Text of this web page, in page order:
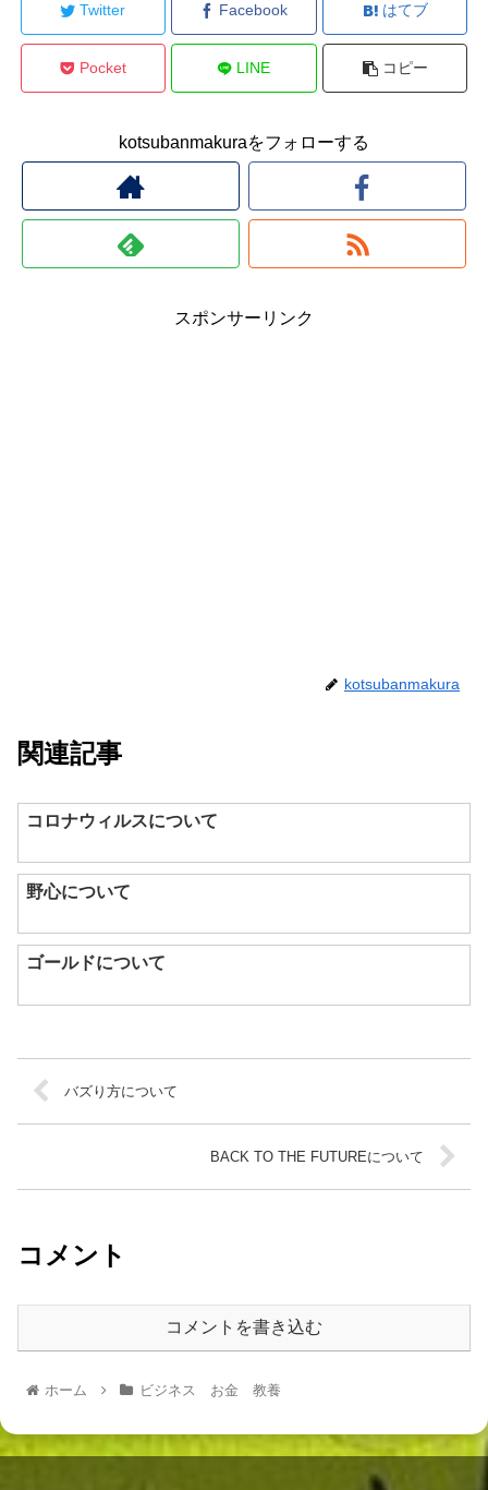
Twitter Facebook はてブ
Pocket LINE コピー
kotsubanmakuraをフォローする
スポンサーリンク
kotsubanmakura
関連記事
コロナウィルスについて
野心について
ゴールドについて
バズり方について
BACK TO THE FUTUREについて
コメント
コメントを書き込む
ホーム ビジネス お金 教養